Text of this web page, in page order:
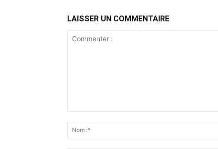
LAISSER UN COMMENTAIRE